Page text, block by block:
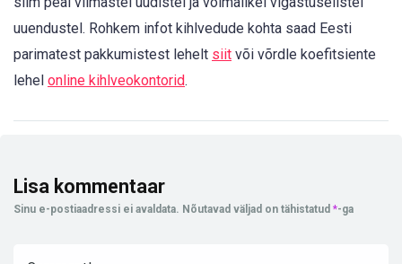
uuendustel. Rohkem infot kihlvedude kohta saad Eesti
parimatest pakkumistest lehelt siit või võrdle koefitsiente
lehel online kihlveokontorid.
Lisa kommentaar
Sinu e-postiaadressi ei avaldata. Nõutavad väljad on tähistatud *-ga